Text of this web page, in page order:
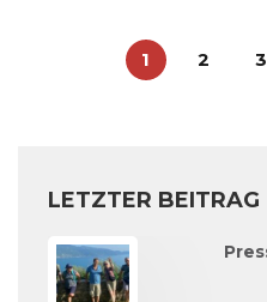
1 2 3
LETZTER BEITRAG